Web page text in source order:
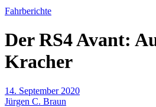
Fahrberichte
Der RS4 Avant:
Kracher
14. September 2020
Jürgen C. Braun